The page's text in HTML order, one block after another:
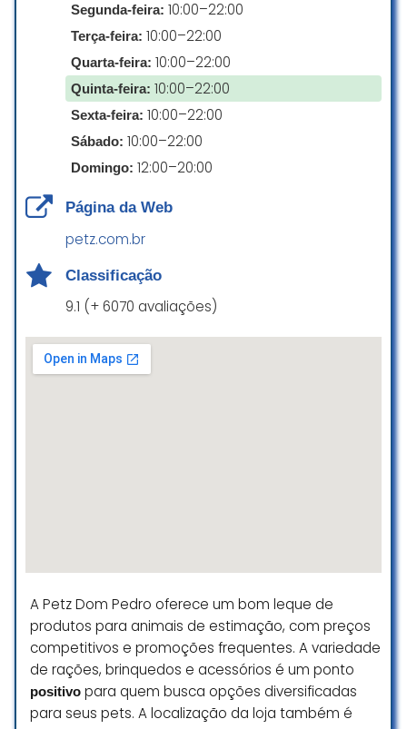
Segunda-feira: 10:00–22:00
Terça-feira: 10:00–22:00
Quarta-feira: 10:00–22:00
Quinta-feira: 10:00–22:00
Sexta-feira: 10:00–22:00
Sábado: 10:00–22:00
Domingo: 12:00–20:00
Página da Web
petz.com.br
Classificação
9.1 (+ 6070 avaliações)
A Petz Dom Pedro oferece um bom leque de
produtos para animais de estimação, com preços
competitivos e promoções frequentes. A variedade
de rações, brinquedos e acessórios é um ponto
positivo para quem busca opções diversificadas
para seus pets. A localização da loja também é